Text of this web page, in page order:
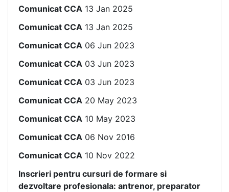
Comunicat CCA 13 Jan 2025
Comunicat CCA 13 Jan 2025
Comunicat CCA 06 Jun 2023
Comunicat CCA 03 Jun 2023
Comunicat CCA 03 Jun 2023
Comunicat CCA 20 May 2023
Comunicat CCA 10 May 2023
Comunicat CCA 06 Nov 2016
Comunicat CCA 10 Nov 2022
Inscrieri pentru cursuri de formare si
dezvoltare profesionala: antrenor, preparator